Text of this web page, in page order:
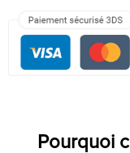
Pourquoi